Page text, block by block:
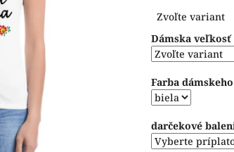
0,0
5
hviezdičiek.
cena:
Zvoľte variant
Dámska veľkosť
Farba
darčekové